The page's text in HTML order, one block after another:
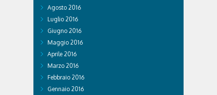
Agosto 2016
Luglio 2016
Giugno 2016
Maggio 2016
Aprile 2016
Marzo 2016
Febbraio 2016
Gennaio 2016